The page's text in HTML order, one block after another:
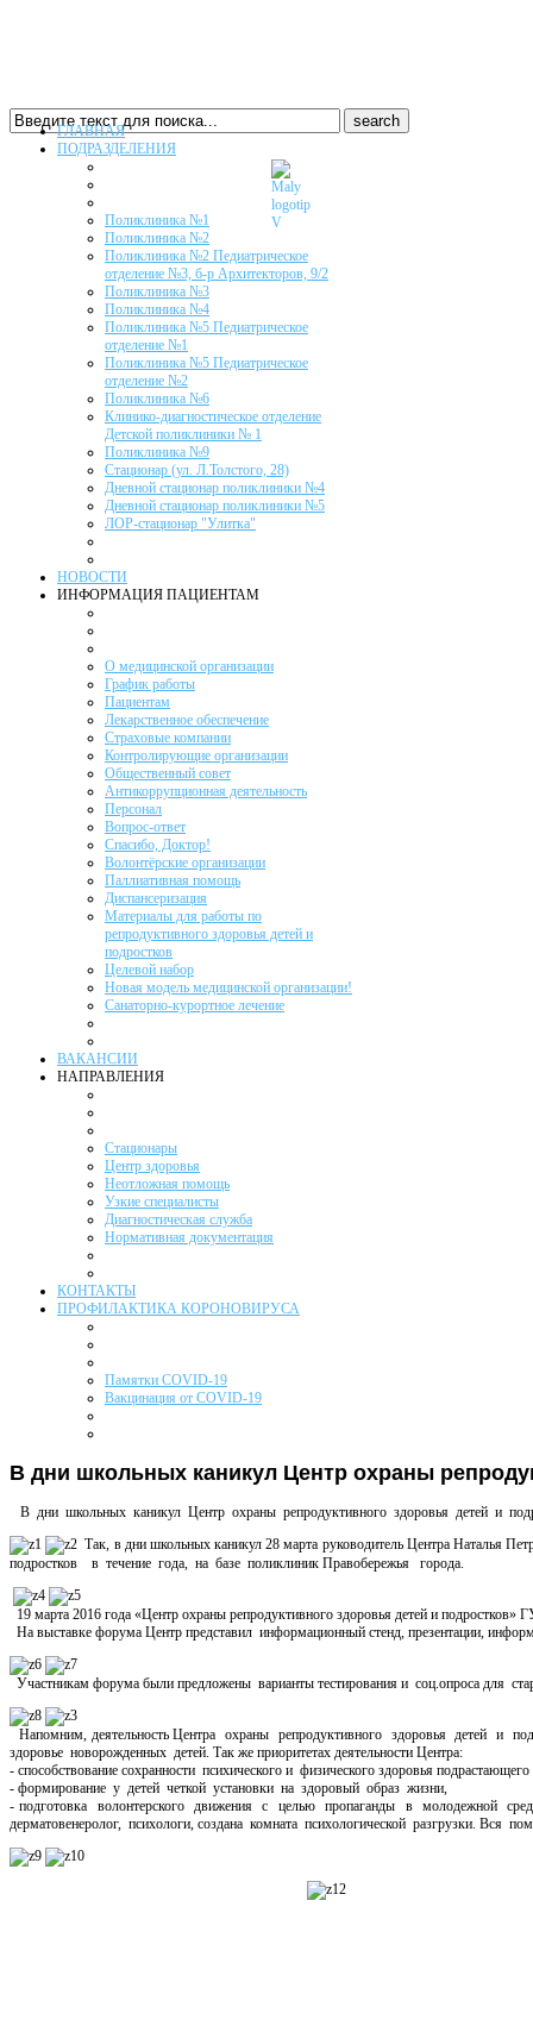
ГЛАВНАЯ
ПОДРАЗДЕЛЕНИЯ
Поликлиника №1
Поликлиника №2
Поликлиника №2 Педиатрическое
отделение №3, б-р Архитекторов, 9/2
Поликлиника №3
Поликлиника №4
Поликлиника №5 Педиатрическое
отделение №1
Поликлиника №5 Педиатрическое
отделение №2
Поликлиника №6
Клинико-диагностическое отделение
Детской поликлиники № 1
Поликлиника №9
Стационар (ул. Л.Толстого, 28)
Дневной стационар поликлиники №4
Дневной стационар поликлиники №5
ЛОР-стационар "Улитка"
НОВОСТИ
ИНФОРМАЦИЯ ПАЦИЕНТАМ
О медицинской организации
График работы
Пациентам
Лекарственное обеспечение
Страховые компании
Контролирующие организации
Общественный совет
Антикоррупционная деятельность
Персонал
Вопрос-ответ
Спасибо, Доктор!
Волонтёрские организации
Паллиативная помощь
Диспансеризация
Материалы для работы по
репродуктивного здоровья детей и
подростков
Целевой набор
Новая модель медицинской организации!
Санаторно-курортное лечение
ВАКАНСИИ
НАПРАВЛЕНИЯ
Стационары
Центр здоровья
Неотложная помощь
Узкие специалисты
Диагностическая служба
Нормативная документация
КОНТАКТЫ
ПРОФИЛАКТИКА КОРОНОВИРУСА
Памятки COVID-19
Вакцинация от COVID-19
В дни школьных каникул Центр охраны
В дни школьных каникул Центр охраны репродуктивного здоровья детей и
Так, в дни школьных каникул 28 марта руководитель Центра
подростков в течение года, на базе поликлиник Правобережья города.
19 марта 2016 года «Центр охраны репродуктивного здоровья детей и
На выставке форума Центр представил информационный стенд, презентации,
Участникам форума были предложены варианты тестирования и соц.опроса для
Напомним, деятельность Центра охраны репродуктивного здоровья детей и
здоровье новорожденных детей. Так же приоритетах деятельности Центра:
- способствование сохранности психического и физического здоровья
- формирование у детей четкой установки на здоровый образ жизни,
- подготовка волонтерского движения с целью пропаганды в молодежной
дерматовенеролог, психологи, создана комната психологической разгрузки. Вся